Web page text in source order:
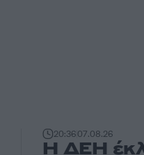
20:3607.08.26
Η ΔΕΗ